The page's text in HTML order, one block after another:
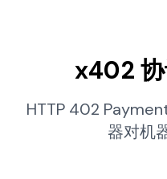
x402
HTTP 402
器对机